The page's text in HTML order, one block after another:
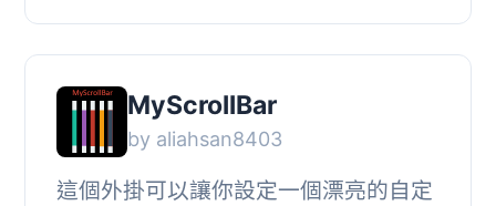
MyScrollBar
by aliahsan8403
這個外掛可以讓你設定一個漂亮的自定